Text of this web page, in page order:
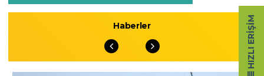
Haberler HIZLI ERIŞIM